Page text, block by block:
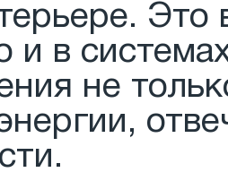
и в
не